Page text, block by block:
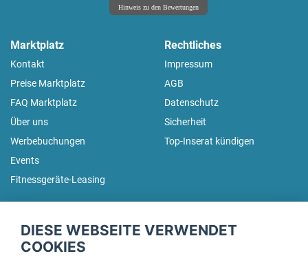
Hinweis zu den Bewertungen
Marktplatz
Kontakt
Preise Marktplatz
FAQ Marktplatz
Über uns
Werbebuchungen
Events
Fitnessgeräte-Leasing
Rechtliches
Impressum
AGB
Datenschutz
Sicherheit
Top-Inserat kündigen
Trage dich hier für unseren Newsletter ein und erhalte regelmäßig
DIESE WEBSEITE VERWENDET
COOKIES